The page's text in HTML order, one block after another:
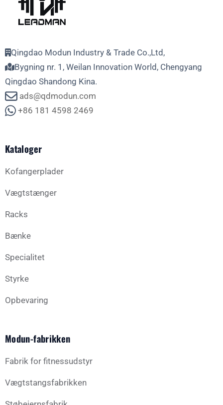
Qingdao Modun Industry & Trade Co.,Ltd,
Bygning nr. 1, Weilan Innovation World, Chengyang
Qingdao Shandong Kina.
ads@qdmodun.com
+86 181 4598 2469
Kataloger
Kofangerplader
Vægtstænger
Racks
Bænke
Specialitet
Styrke
Opbevaring
Modun-fabrikken
Fabrik for fitnessudstyr
Vægtstangsfabrikken